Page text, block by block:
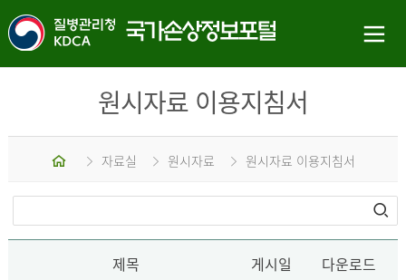
원시자료 이용지침서
홈 자료실 원시자료 원시자료 이용지침서
제목 게시일 다운로드